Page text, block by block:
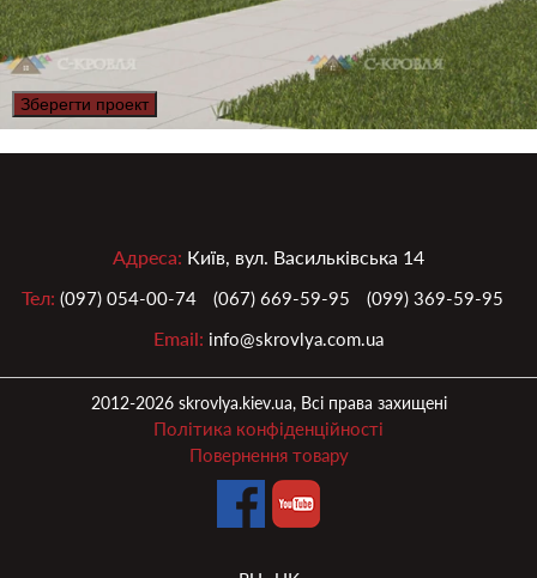
Зберегти проект
Адреса: Київ, вул. Васильківська 14
Тел: (097) 054-00-74 (067) 669-59-95 (099) 369-59-95
Email: info@skrovlya.com.ua
2012-2026 skrovlya.kiev.ua, Всі права захищені
Політика конфіденційності
Повернення товару